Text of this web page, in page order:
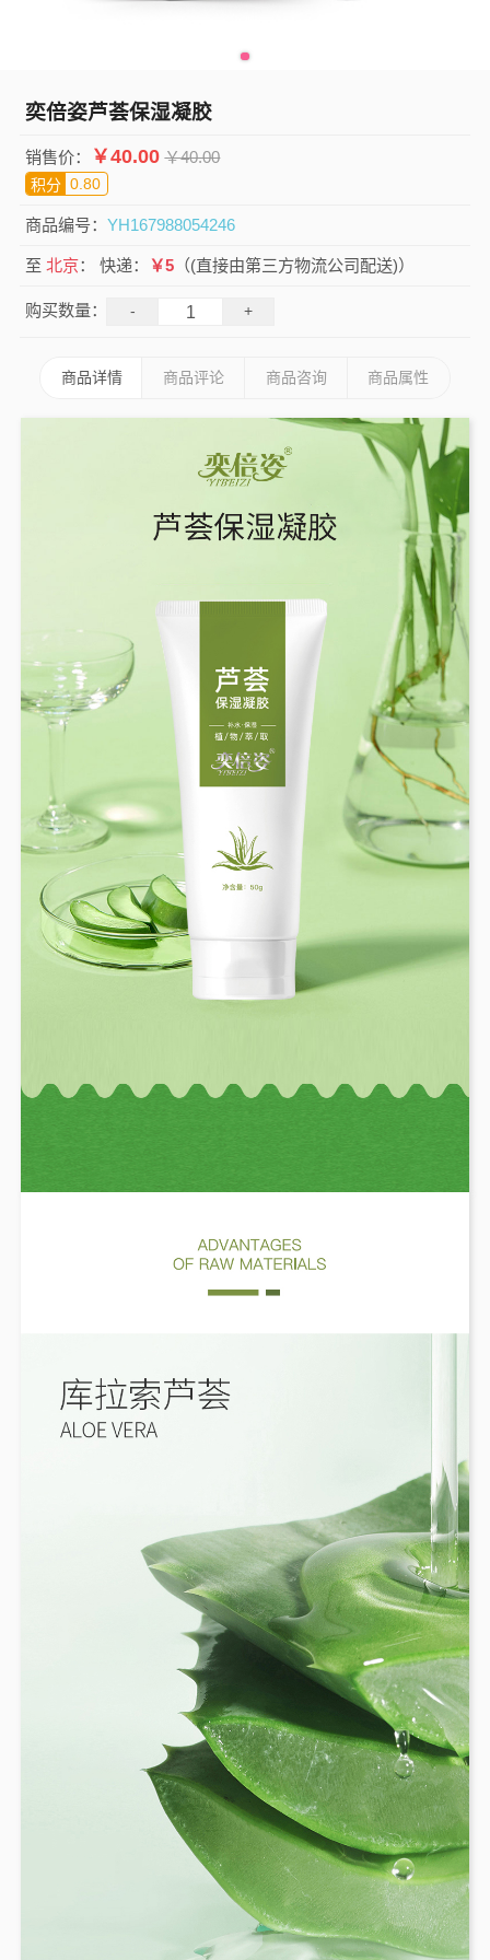
奕倍姿芦荟保湿凝胶
销售价： ￥40.00 ￥40.00
积分 0.80
商品编号：YH167988054246
至北京：快递： ￥5 （(直接由第三方物流公司配送)）
购买数量： - +
商品详情 商品评论 商品咨询 商品属性